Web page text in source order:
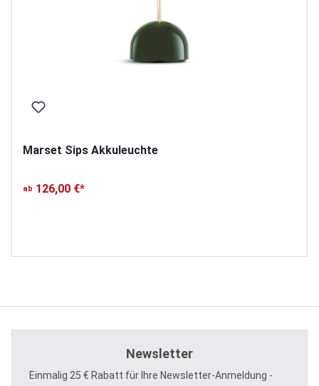
Marset Sips Akkuleuchte
ab 126,00 €*
Newsletter
Einmalig 25 € Rabatt für Ihre Newsletter-Anmeldung -